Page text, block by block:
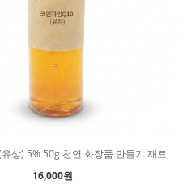
상) 5% 50g 천연 화장품 만들기 재료
16,000원